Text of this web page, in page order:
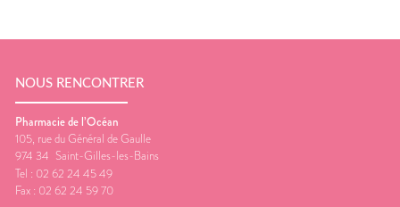
NOUS RENCONTRER
Pharmacie de l’Océan
105, rue du Général de Gaulle
974 34 Saint-Gilles-les-Bains
Tel : 02 62 24 45 49
Fax : 02 62 24 59 70